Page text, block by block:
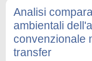
Analisi
ambientali
convenzionale
transfer